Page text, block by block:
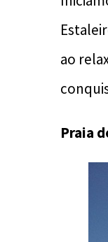
ao
Praia